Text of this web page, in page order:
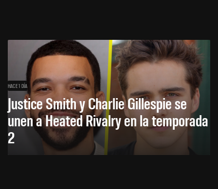
HACE 1 DÍA
Justice Smith y Charlie Gillespie se
unen a Heated Rivalry en la temporada
2